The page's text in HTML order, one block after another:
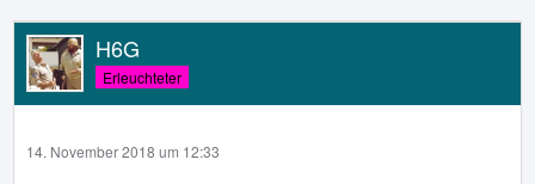
H6G
Erleuchteter
14. November 2018 um 12:33